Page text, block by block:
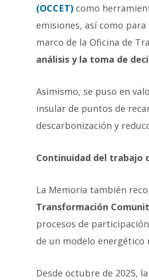
(OCCET) como
emisiones, así como
marco de la Oficina de
análisis y la toma de
Asimismo, se puso en
insular de puntos de
descarbonización y
Continuidad del trabajo
La Memoria también
Transformación
procesos de
de un modelo energético
Desde octubre de 2025, la